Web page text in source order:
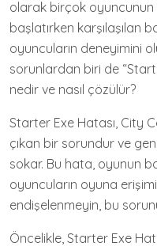
olarak birçok oyuncunun
başlatırken karşılaşılan
oyuncuların deneyimini
sorunlardan biri de
nedir ve nasıl çözülür?
Starter Exe Hatası, City
çıkan bir sorundur ve
sokar. Bu hata, oyunun
oyuncuların oyuna
endişelenmeyin, bu
Öncelikle, Starter Exe